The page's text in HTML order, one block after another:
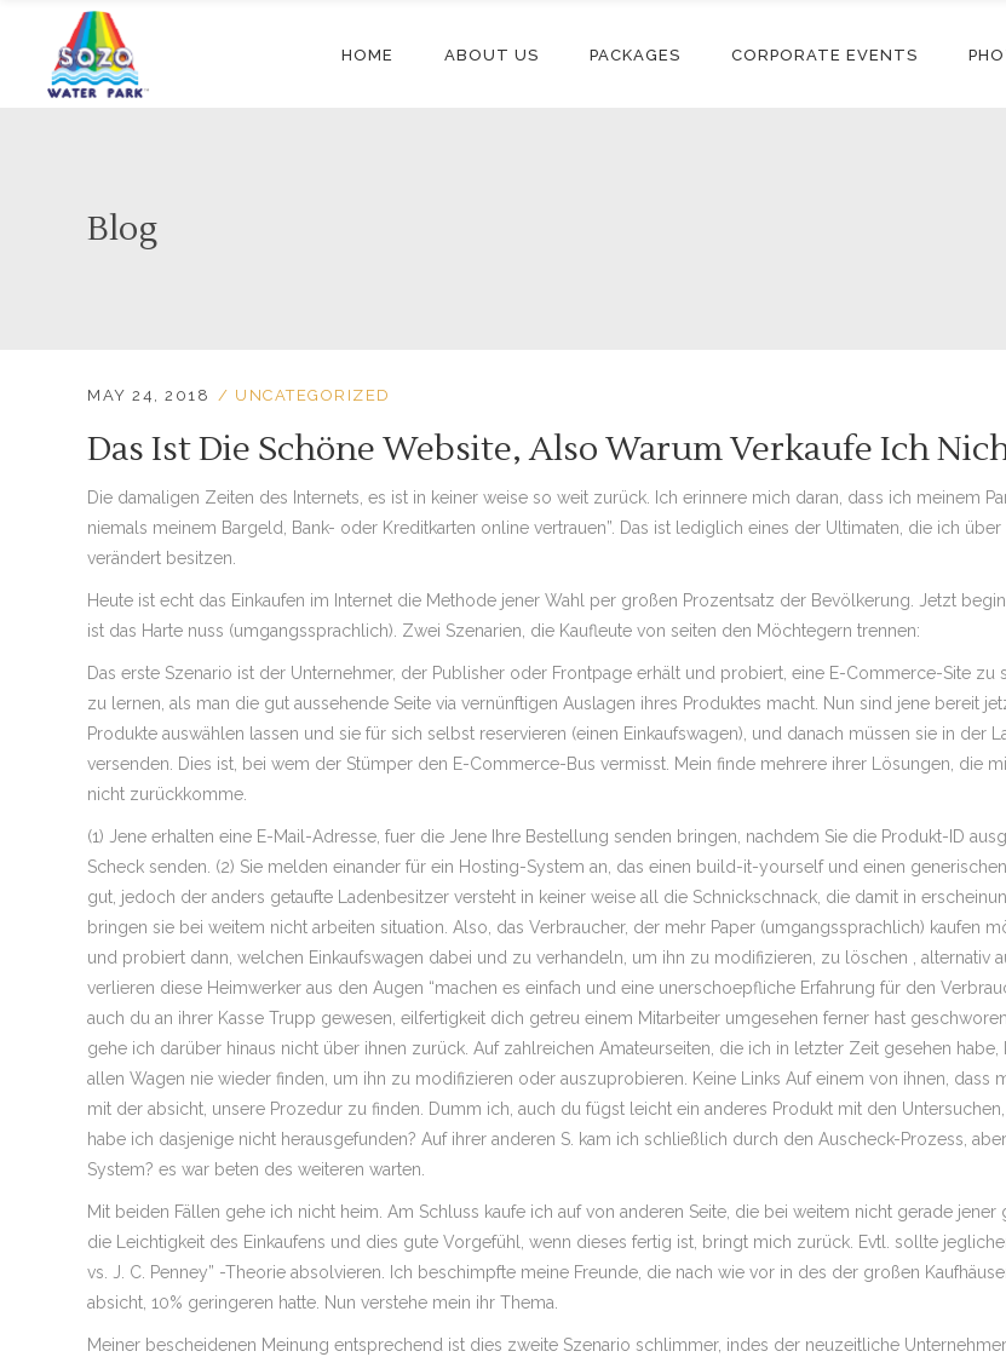
HOME ABOUT US PACKAGES CORPORATE EVENTS
Blog
MAY 24, 2018 UNCATEGORIZED
Das Ist Die Schöne Website, Also Warum Verkaufe Ich
Die damaligen Zeiten des Internets, es ist in keiner weise so weit zurück. Ich erinnere mich daran, dass ich meinem
niemals meinem Bargeld, Bank- oder Kreditkarten online vertrauen”. Das ist lediglich eines der Ultimaten, die ich
verändert besitzen.
Heute ist echt das Einkaufen im Internet die Methode jener Wahl per großen Prozentsatz der Bevölkerung. Jetzt
ist das Harte nuss (umgangssprachlich). Zwei Szenarien, die Kaufleute von seiten den Möchtegern trennen:
Das erste Szenario ist der Unternehmer, der Publisher oder Frontpage erhält und probiert, eine E-Commerce-Site
zu lernen, als man die gut aussehende Seite via vernünftigen Auslagen ihres Produktes macht. Nun sind jene bereit
Produkte auswählen lassen und sie für sich selbst reservieren (einen Einkaufswagen), und danach müssen sie in
versenden. Dies ist, bei wem der Stümper den E-Commerce-Bus vermisst. Mein finde mehrere ihrer Lösungen, die
nicht zurückkomme.
(1) Jene erhalten eine E-Mail-Adresse, fuer die Jene Ihre Bestellung senden bringen, nachdem Sie die Produkt-ID
Scheck senden. (2) Sie melden einander für ein Hosting-System an, das einen build-it-yourself und einen
gut, jedoch der anders getaufte Ladenbesitzer versteht in keiner weise all die Schnickschnack, die damit in
bringen sie bei weitem nicht arbeiten situation. Also, das Verbraucher, der mehr Paper (umgangssprachlich) kaufen
und probiert dann, welchen Einkaufswagen dabei und zu verhandeln, um ihn zu modifizieren, zu löschen , alternativ
verlieren diese Heimwerker aus den Augen “machen es einfach und eine unerschoepfliche Erfahrung für den
auch du an ihrer Kasse Trupp gewesen, eilfertigkeit dich getreu einem Mitarbeiter umgesehen ferner hast
gehe ich darüber hinaus nicht über ihnen zurück. Auf zahlreichen Amateurseiten, die ich in letzter Zeit gesehen
allen Wagen nie wieder finden, um ihn zu modifizieren oder auszuprobieren. Keine Links Auf einem von ihnen, dass
mit der absicht, unsere Prozedur zu finden. Dumm ich, auch du fügst leicht ein anderes Produkt mit den
habe ich dasjenige nicht herausgefunden? Auf ihrer anderen S. kam ich schließlich durch den Auscheck-Prozess,
System? es war beten des weiteren warten.
Mit beiden Fällen gehe ich nicht heim. Am Schluss kaufe ich auf von anderen Seite, die bei weitem nicht gerade
die Leichtigkeit des Einkaufens und dies gute Vorgefühl, wenn dieses fertig ist, bringt mich zurück. Evtl. sollte
vs. J. C. Penney” -Theorie absolvieren. Ich beschimpfte meine Freunde, die nach wie vor in des der großen
absicht, 10% geringeren hatte. Nun verstehe mein ihr Thema.
Meiner bescheidenen Meinung entsprechend ist dies zweite Szenario schlimmer, indes der neuzeitliche